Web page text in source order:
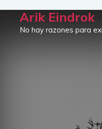
Saltar
Arik Eindrok
No hay razones para